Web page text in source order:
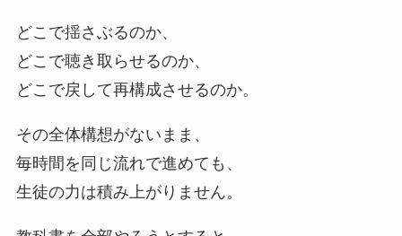
どこで揺さぶるのか、
どこで聴き取らせるのか、
どこで戻して再構成させるのか。
その全体構想がないまま、
毎時間を同じ流れで進めても、
生徒の力は積み上がりません。